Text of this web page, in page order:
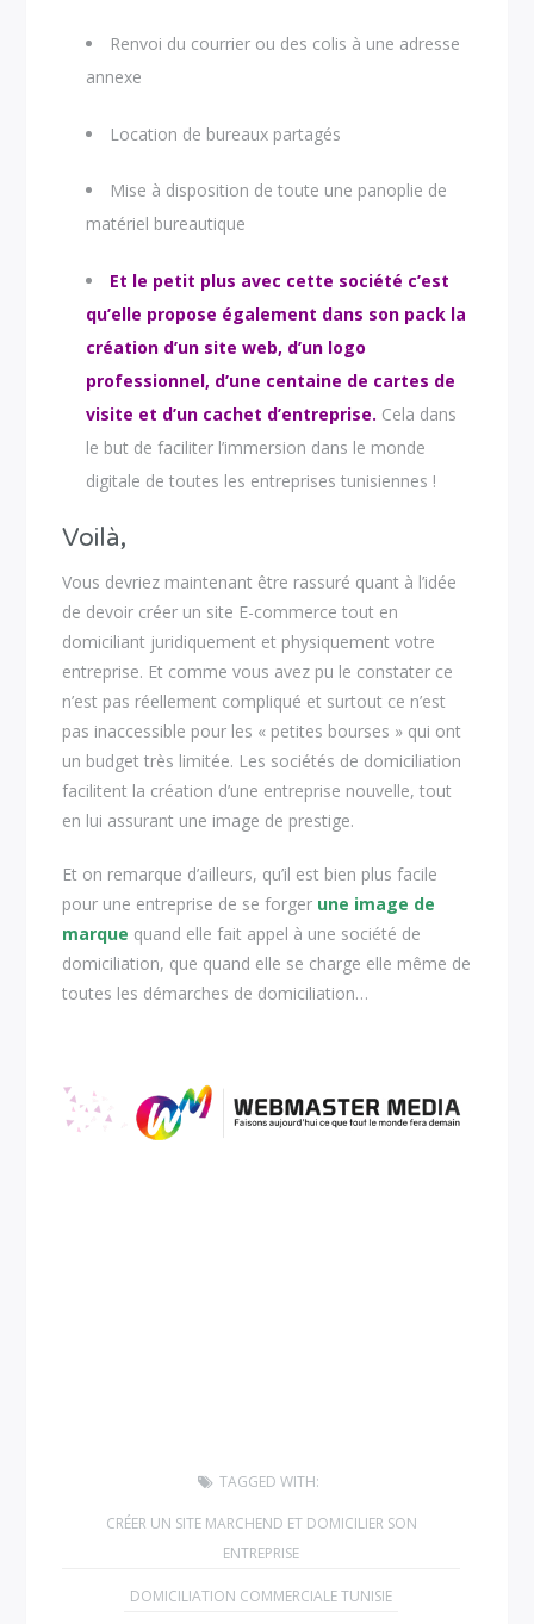
Renvoi du courrier ou des colis à une adresse
annexe
Location de bureaux partagés
Mise à disposition de toute une panoplie de
matériel bureautique
Et le petit plus avec cette société c’est
qu’elle propose également dans son pack la
création d’un site web, d’un logo
professionnel, d’une centaine de cartes de
visite et d’un cachet d’entreprise. Cela dans
le but de faciliter l’immersion dans le monde
digitale de toutes les entreprises tunisiennes !
Voilà,
Vous devriez maintenant être rassuré quant à l’idée
de devoir créer un site E-commerce tout en
domiciliant juridiquement et physiquement votre
entreprise. Et comme vous avez pu le constater ce
n’est pas réellement compliqué et surtout ce n’est
pas inaccessible pour les « petites bourses » qui ont
un budget très limitée. Les sociétés de domiciliation
facilitent la création d’une entreprise nouvelle, tout
en lui assurant une image de prestige.
Et on remarque d’ailleurs, qu’il est bien plus facile
pour une entreprise de se forger une image de
marque quand elle fait appel à une société de
domiciliation, que quand elle se charge elle même de
toutes les démarches de domiciliation…
TAGGED WITH:
CRÉER UN SITE MARCHEND ET DOMICILIER SON
ENTREPRISE
DOMICILIATION COMMERCIALE TUNISIE